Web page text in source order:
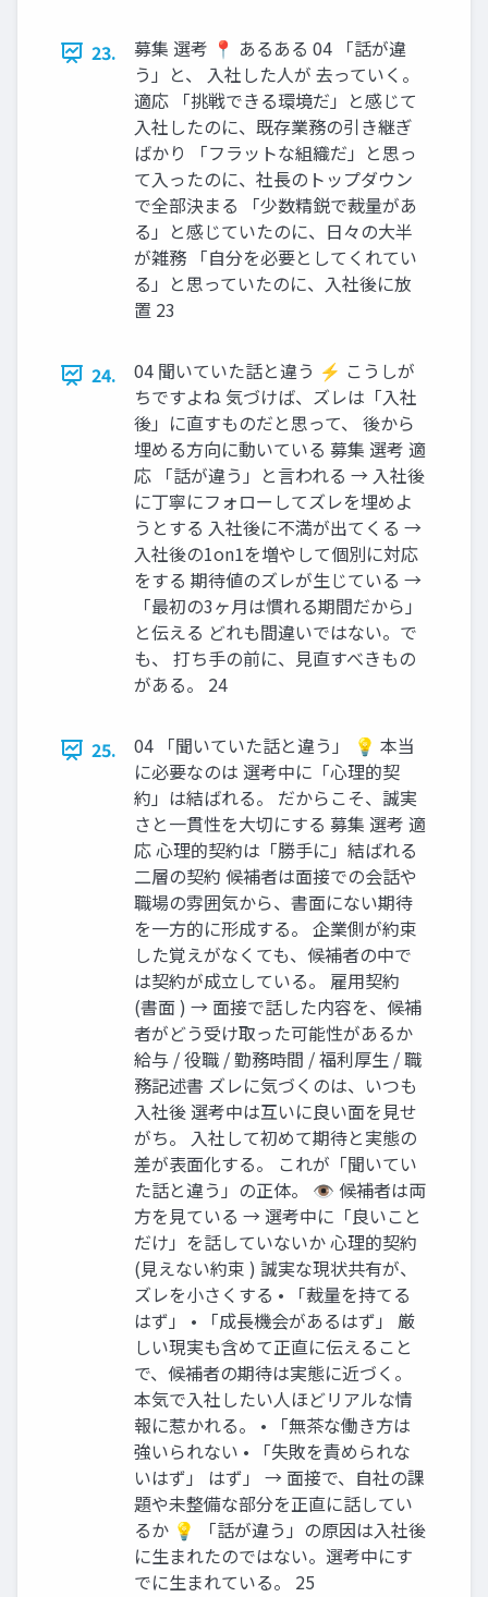
23.
募集 選考 📍 あるある 04 「話が違
う」と、 ⼊社した⼈が 去っていく。
適応 「挑戦できる環境だ」と感じて
入社したのに、既存業務の引き継ぎ
ばかり 「フラットな組織だ」と思っ
て入ったのに、社長のトップダウン
で全部決まる 「少数精鋭で裁量があ
る」と感じていたのに、日々の大半
が雑務 「自分を必要としてくれてい
る」と思っていたのに、入社後に放
置 23
24.
04 聞いていた話と違う ⚡ こうしが
ちですよね 気づけば、ズレは「入社
後」に直すものだと思って、 後から
埋める方向に動いている 募集 選考 適
応 「話が違う」と言われる → 入社後
に丁寧にフォローしてズレを埋めよ
うとする 入社後に不満が出てくる →
入社後の1on1を増やして個別に対応
をする 期待値のズレが生じている →
「最初の3ヶ月は慣れる期間だから」
と伝える どれも間違いではない。で
も、 打ち手の前に、見直すべきもの
がある。 24
25.
04 「聞いていた話と違う」 💡 本当
に必要なのは 選考中に「心理的契
約」は結ばれる。 だからこそ、誠実
さと一貫性を大切にする 募集 選考 適
応 心理的契約は「勝手に」結ばれる
二層の契約 候補者は面接での会話や
職場の雰囲気から、書面にない期待
を一方的に形成する。 企業側が約束
した覚えがなくても、候補者の中で
は契約が成立している。 雇用契約
(書面 ) → 面接で話した内容を、候補
者がどう受け取った可能性があるか
給与 / 役職 / 勤務時間 / 福利厚生 / 職
務記述書 ズレに気づくのは、いつも
入社後 選考中は互いに良い面を見せ
がち。 入社して初めて期待と実態の
差が表面化する。 これが「聞いてい
た話と違う」の正体。 👁 候補者は両
方を見ている → 選考中に「良いこと
だけ」を話していないか 心理的契約
(見えない約束 ) 誠実な現状共有が、
ズレを小さくする • 「裁量を持てる
はず」 • 「成長機会があるはず」 厳
しい現実も含めて正直に伝えること
で、候補者の期待は実態に近づく。
本気で入社したい人ほどリアルな情
報に惹かれる。 • 「無茶な働き方は
強いられない • 「失敗を責められな
いはず」 はず」 → 面接で、自社の課
題や未整備な部分を正直に話してい
るか 💡 「話が違う」の原因は入社後
に生まれたのではない。選考中にす
でに生まれている。 25